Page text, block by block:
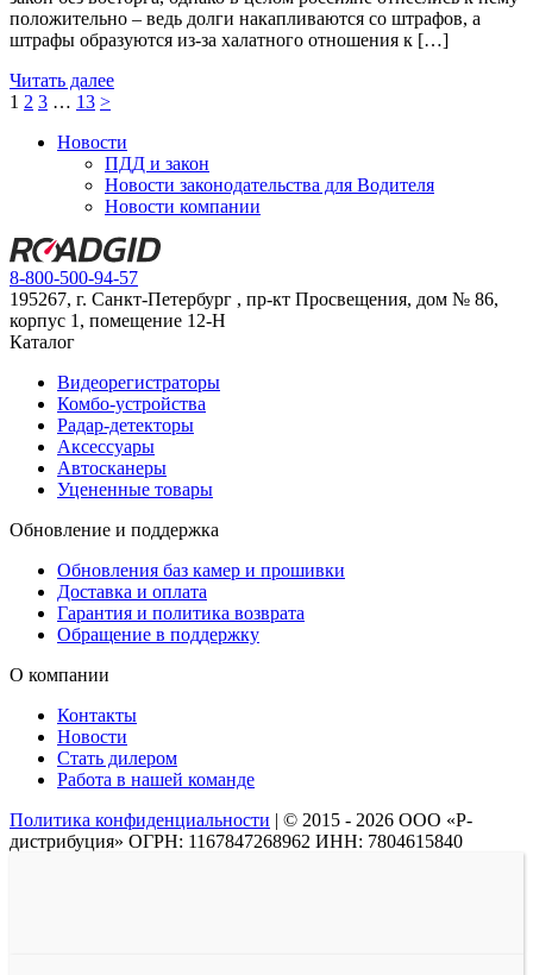
положительно – ведь долги накапливаются со штрафов, а
штрафы образуются из-за халатного отношения к […]
Читать далее
1 2 3 … 13 ˃
Новости
ПДД и закон
Новости законодательства для Водителя
Новости компании
8-800-500-94-57
195267, г. Санкт-Петербург , пр-кт Просвещения, дом № 86,
корпус 1, помещение 12-Н
Каталог
Видеорегистраторы
Комбо-устройства
Радар-детекторы
Аксессуары
Автосканеры
Уцененные товары
Обновление и поддержка
Обновления баз камер и прошивки
Доставка и оплата
Гарантия и политика возврата
Обращение в поддержку
О компании
Контакты
Новости
Стать дилером
Работа в нашей команде
Политика конфиденциальности | © 2015 - 2026 ООО «Р-
дистрибуция» ОГРН: 1167847268962 ИНН: 7804615840